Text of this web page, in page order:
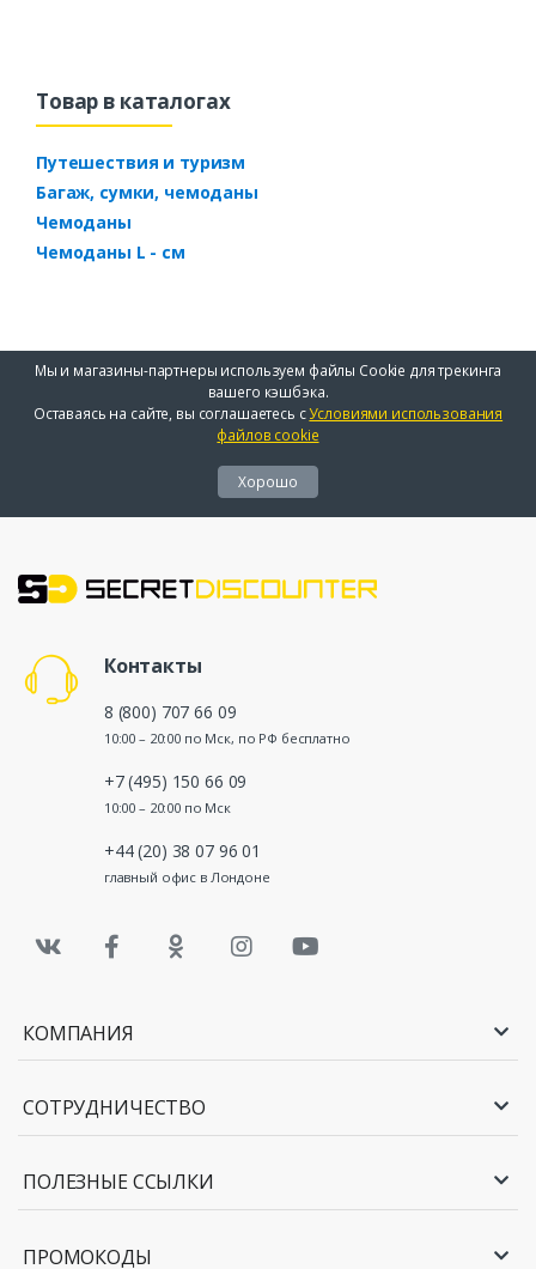
Товар в каталогах
Путешествия и туризм
Багаж, сумки, чемоданы
Чемоданы
Чемоданы L - см
Мы и магазины-партнеры используем файлы Cookie для трекинга
вашего кэшбэка.
Оставаясь на сайте, вы соглашаетесь сУсловиями использования
файлов cookie
Хорошо
Контакты
8 (800) 707 66 09
10:00 – 20:00 по Мск, по РФ бесплатно
+7 (495) 150 66 09
10:00 – 20:00 по Мск
+44 (20) 38 07 96 01
главный офис в Лондоне
КОМПАНИЯ
СОТРУДНИЧЕСТВО
ПОЛЕЗНЫЕ ССЫЛКИ
ПРОМОКОДЫ